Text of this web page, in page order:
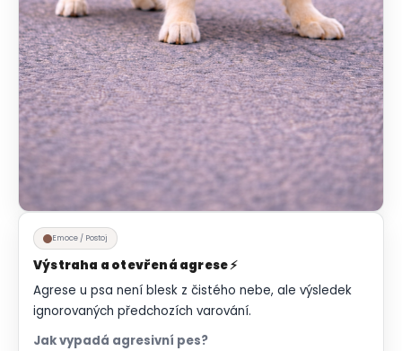
Emoce / Postoj
Výstraha a otevřená agrese ⚡
Agrese u psa není blesk z čistého nebe, ale výsledek
ignorovaných předchozích varování.
Jak vypadá agresivní pes?